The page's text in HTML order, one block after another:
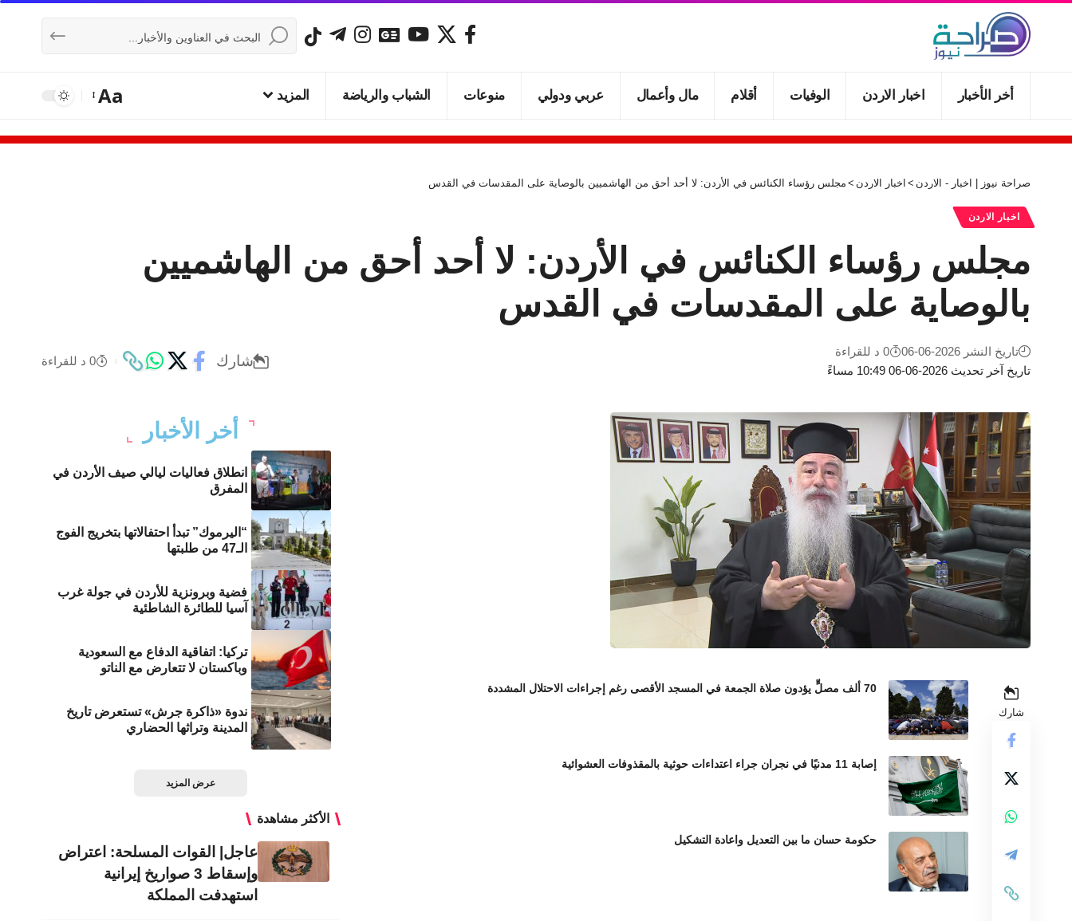
أخر الأخبار اخبار الاردن الوفيات أقلام مال وأعمال عربي ودولي منوعات الشباب والرياضة المزيد Aa
صراحة نيوز | اخبار - الاردن > اخبار الاردن > مجلس رؤساء الكنائس في الأردن: لا أحد أحق من الهاشميين بالوصاية على المقدسات في القدس
اخبار الاردن
مجلس رؤساء الكنائس في الأردن: لا أحد أحق من الهاشميين
بالوصاية على المقدسات في القدس
تاريخ آخر تحديث 2026-06-06 10:49 مساءً
تاريخ النشر 2026-06-06 0 د للقراءة
شارك 0 د للقراءة
شارك
70 ألف مصلٍّ يؤدون صلاة الجمعة في المسجد الأقصى رغم إجراءات الاحتلال المشددة
إصابة 11 مدنيًا في نجران جراء اعتداءات حوثية بالمقذوفات العشوائية
حكومة حسان ما بين التعديل واعادة التشكيل
أخر الأخبار
انطلاق فعاليات ليالي صيف الأردن في
المفرق
“اليرموك” تبدأ احتفالاتها بتخريج الفوج
الـ47 من طلبتها
فضية وبرونزية للأردن في جولة غرب
آسيا للطائرة الشاطئية
تركيا: اتفاقية الدفاع مع السعودية
وباكستان لا تتعارض مع الناتو
ندوة «ذاكرة جرش» تستعرض تاريخ
المدينة وتراثها الحضاري
عرض المزيد
الأكثر مشاهدة
عاجل| القوات المسلحة: اعتراض
وإسقاط 3 صواريخ إيرانية
استهدفت المملكة